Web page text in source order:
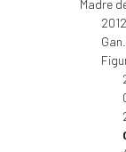
Madre
2012